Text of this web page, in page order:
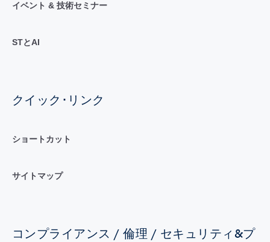
イベント & 技術セミナー
STとAI
クイック･リンク
ショートカット
サイトマップ
コンプライアンス / 倫理 / セキュリティ&プ